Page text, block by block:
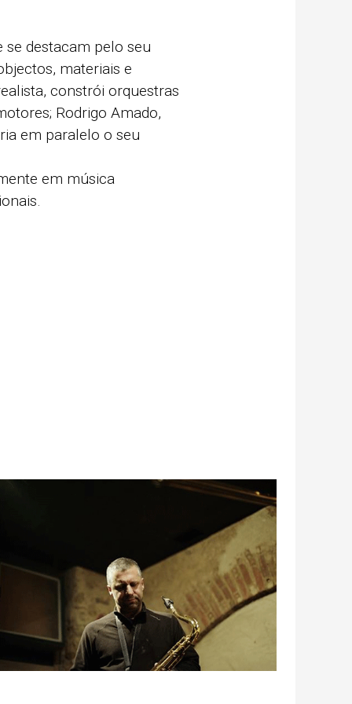
destacam pelo seu
materiais e
constrói orquestras
Rodrigo Amado,
em paralelo o seu
em música